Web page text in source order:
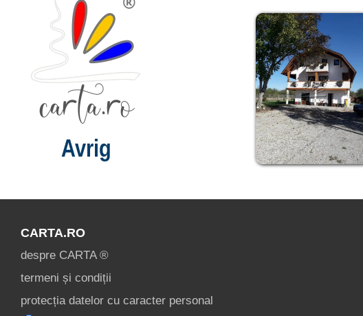
Avrig
CARTA.RO
despre CARTA ®
termeni și condiții
protecția datelor cu caracter personal